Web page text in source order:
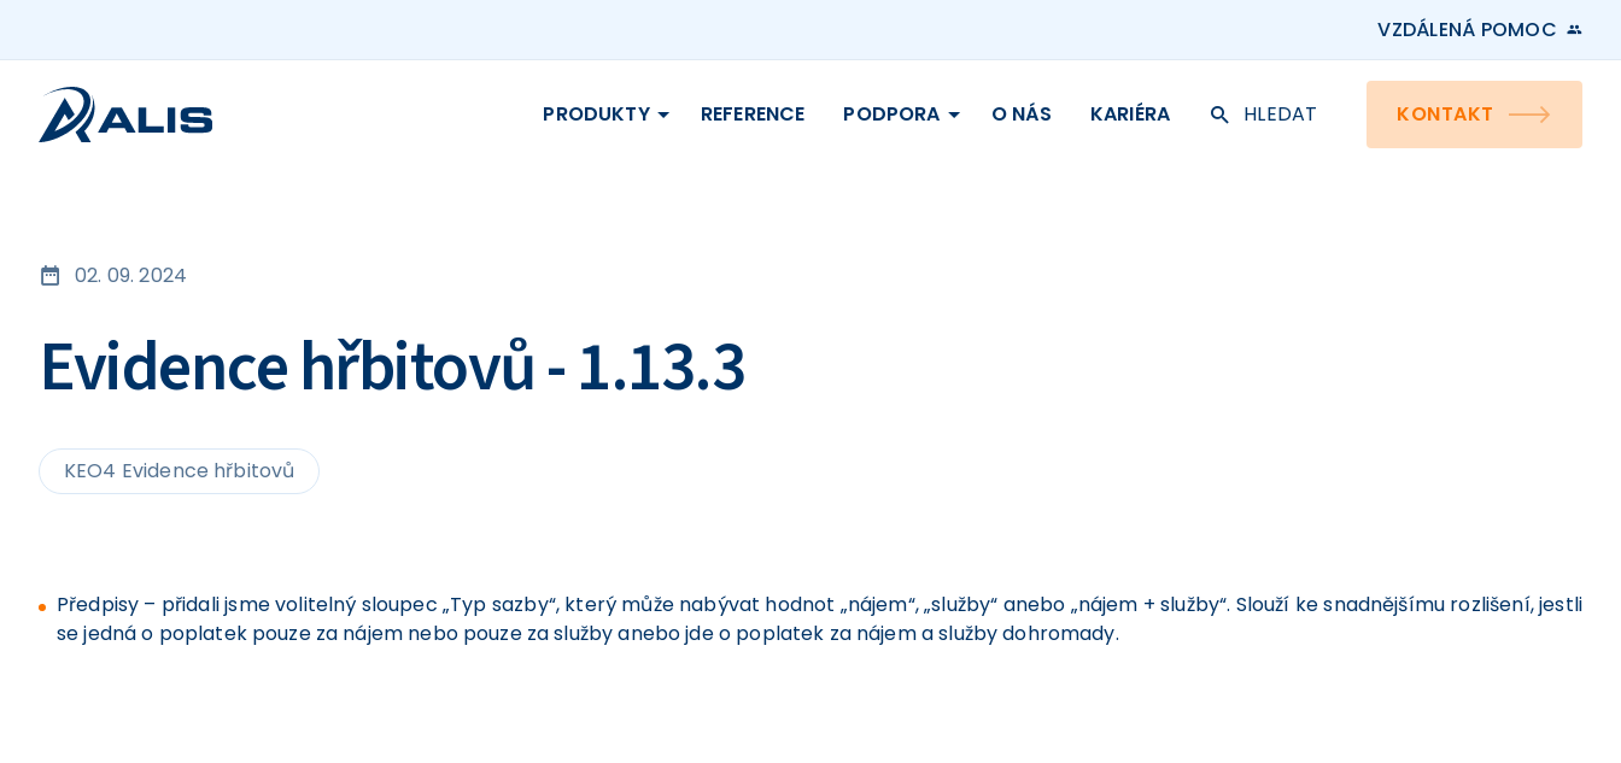
VZDÁLENÁ POMOC
PRODUKTY REFERENCE PODPORA O NÁS KARIÉRA HLEDAT KONTAKT
02. 09. 2024
Evidence hřbitovů - 1.13.3
KEO4 Evidence hřbitovů
Předpisy – přidali jsme volitelný sloupec „Typ sazby“, který může nabývat hodnot „nájem“, „služby“ anebo „nájem + služby“. Slouží ke snadnějšímu rozlišení, jestli
se jedná o poplatek pouze za nájem nebo pouze za služby anebo jde o poplatek za nájem a služby dohromady.